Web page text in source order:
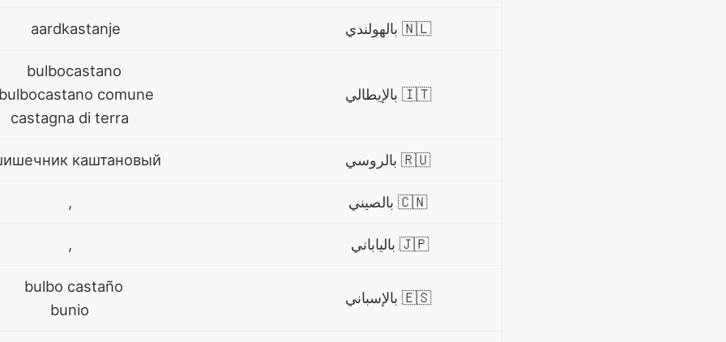
🇳🇱 بالهولندي
🇮🇹 بالإيطالي
comune
castagna di terra
🇷🇺 بالروسي
🇨🇳 بالصيني ,
🇯🇵 بالياباني ,
🇪🇸 بالإسباني
bunio